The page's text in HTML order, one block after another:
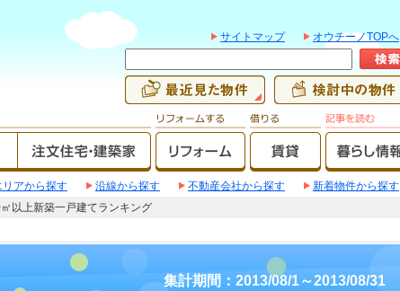
サイトマップ オウチーノTOPへ
リアから探す 沿線から探す 不動産会社から探す
新着物件から探す
以上新築一戸建てランキング
集計期間：2013/08/1～2013/08/31